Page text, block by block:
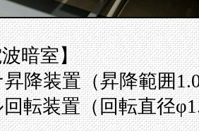
暗室】
降装置（昇降範囲
転装置（回転直径